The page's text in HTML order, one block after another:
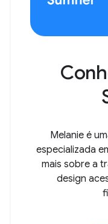
Melanie é
especializada
mais sobre a
design